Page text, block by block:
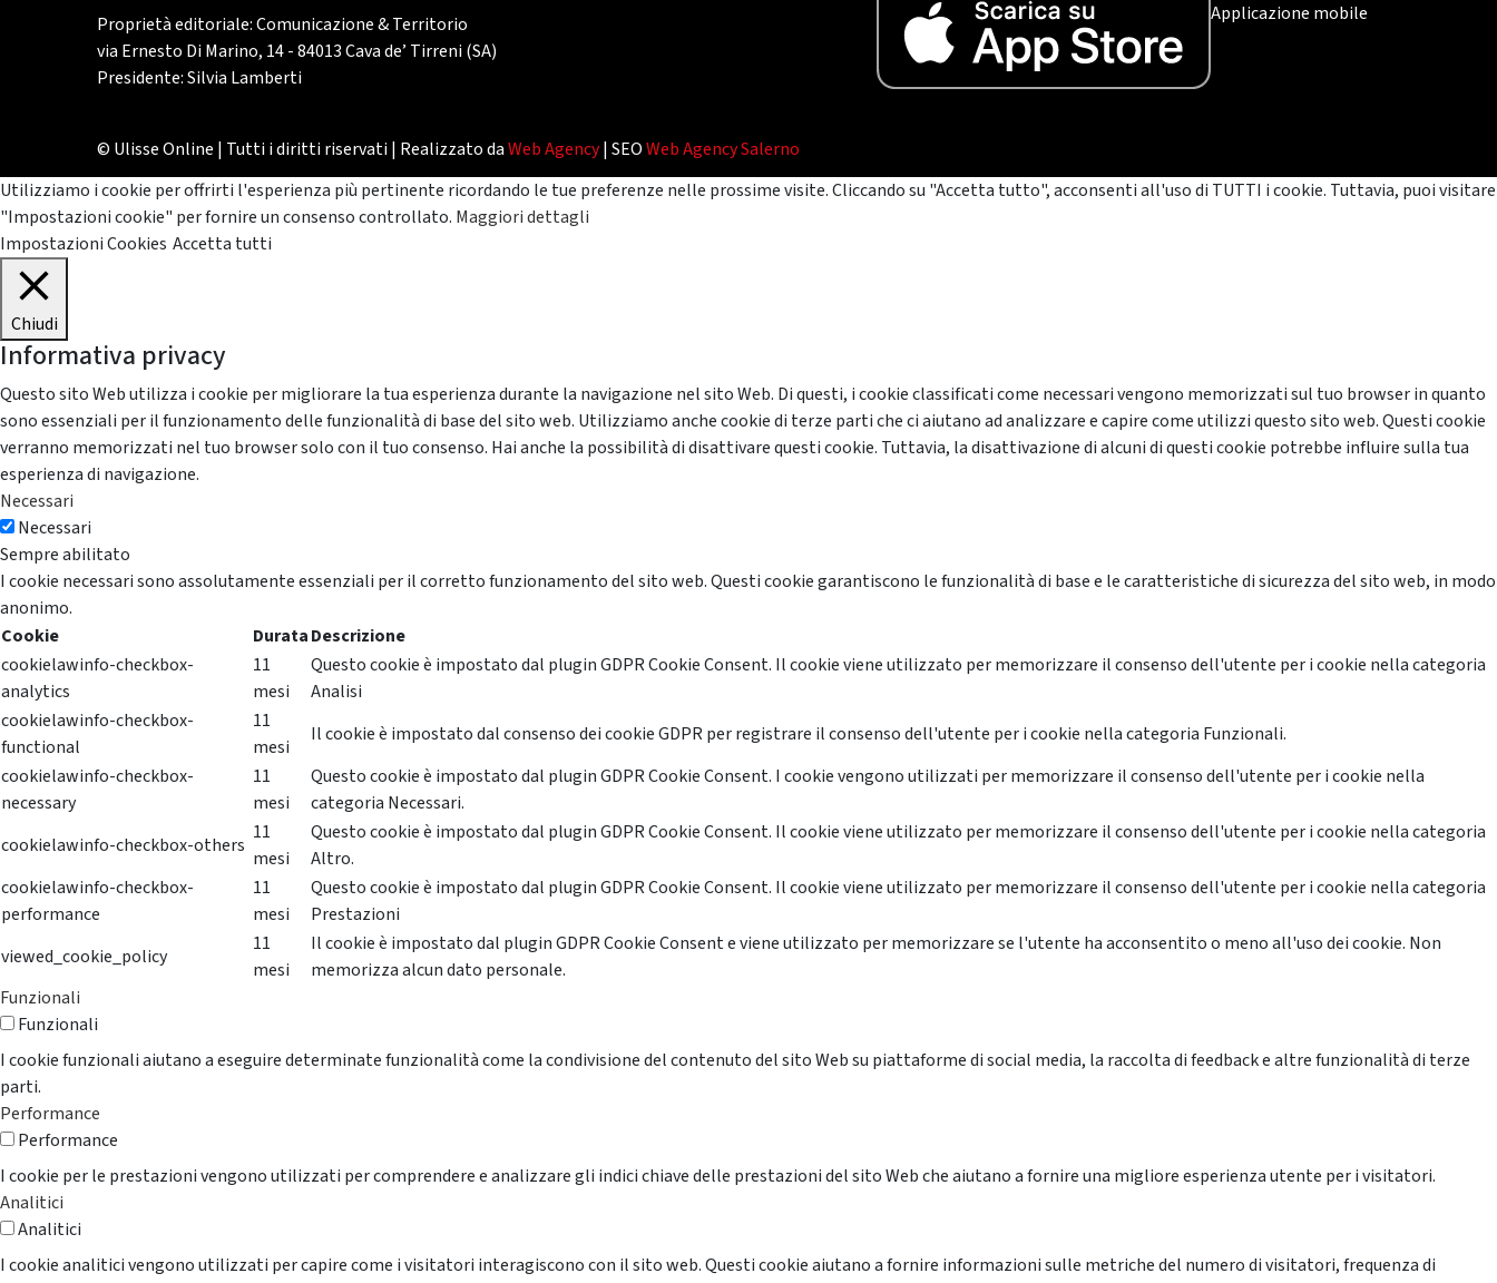
Proprietà editoriale: Comunicazione & Territorio
via Ernesto Di Marino, 14 - 84013 Cava de’ Tirreni (SA)
Presidente: Silvia Lamberti
Applicazione mobile
© Ulisse Online | Tutti i diritti riservati | Realizzato daWeb Agency| SEOWeb Agency Salerno
Utilizziamo i cookie per offrirti l'esperienza più pertinente ricordando le tue preferenze nelle prossime visite. Cliccando su "Accetta tutto", acconsenti all'uso di TUTTI i cookie. Tuttavia, puoi visitare
"Impostazioni cookie" per fornire un consenso controllato. Maggiori dettagli
Impostazioni Cookies Accetta tutti
Chiudi
Informativa privacy
Questo sito Web utilizza i cookie per migliorare la tua esperienza durante la navigazione nel sito Web. Di questi, i cookie classificati come necessari vengono memorizzati sul tuo browser in quanto
sono essenziali per il funzionamento delle funzionalità di base del sito web. Utilizziamo anche cookie di terze parti che ci aiutano ad analizzare e capire come utilizzi questo sito web. Questi cookie
verranno memorizzati nel tuo browser solo con il tuo consenso. Hai anche la possibilità di disattivare questi cookie. Tuttavia, la disattivazione di alcuni di questi cookie potrebbe influire sulla tua
esperienza di navigazione.
Necessari
Necessari
Sempre abilitato
I cookie necessari sono assolutamente essenziali per il corretto funzionamento del sito web. Questi cookie garantiscono le funzionalità di base e le caratteristiche di sicurezza del sito web, in modo
anonimo.
Cookie
DurataDescrizione
cookielawinfo-checkbox-
analytics
11
mesi
Questo cookie è impostato dal plugin GDPR Cookie Consent. Il cookie viene utilizzato per memorizzare il consenso dell'utente per i cookie nella categoria
Analisi
cookielawinfo-checkbox-
functional
11
mesi
Il cookie è impostato dal consenso dei cookie GDPR per registrare il consenso dell'utente per i cookie nella categoria Funzionali.
cookielawinfo-checkbox-
necessary
11
mesi
Questo cookie è impostato dal plugin GDPR Cookie Consent. I cookie vengono utilizzati per memorizzare il consenso dell'utente per i cookie nella
categoria Necessari.
cookielawinfo-checkbox-others
11
mesi
Questo cookie è impostato dal plugin GDPR Cookie Consent. Il cookie viene utilizzato per memorizzare il consenso dell'utente per i cookie nella categoria
Altro.
cookielawinfo-checkbox-
performance
11
mesi
Questo cookie è impostato dal plugin GDPR Cookie Consent. Il cookie viene utilizzato per memorizzare il consenso dell'utente per i cookie nella categoria
Prestazioni
viewed_cookie_policy
11
mesi
Il cookie è impostato dal plugin GDPR Cookie Consent e viene utilizzato per memorizzare se l'utente ha acconsentito o meno all'uso dei cookie. Non
memorizza alcun dato personale.
Funzionali
Funzionali
I cookie funzionali aiutano a eseguire determinate funzionalità come la condivisione del contenuto del sito Web su piattaforme di social media, la raccolta di feedback e altre funzionalità di terze
parti.
Performance
Performance
I cookie per le prestazioni vengono utilizzati per comprendere e analizzare gli indici chiave delle prestazioni del sito Web che aiutano a fornire una migliore esperienza utente per i visitatori.
Analitici
Analitici
I cookie analitici vengono utilizzati per capire come i visitatori interagiscono con il sito web. Questi cookie aiutano a fornire informazioni sulle metriche del numero di visitatori, frequenza di